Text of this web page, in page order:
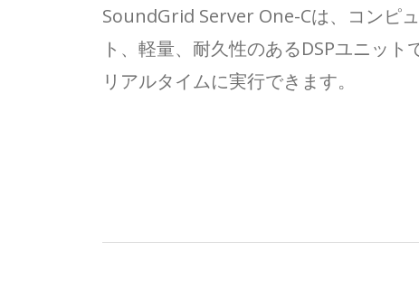
SoundGrid Server One-Cは、コンピ
ト、軽量、耐久性のあるDSPユニッ
リアルタイムに実行できます。